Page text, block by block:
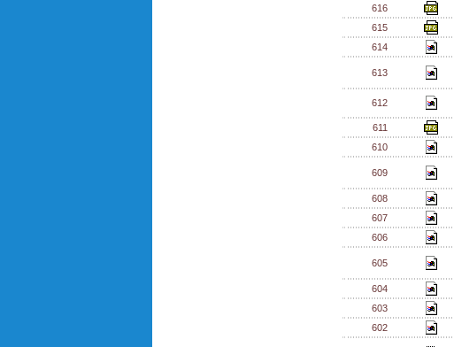
616
615
614
613
612
611
610
609
608
607
606
605
604
603
602